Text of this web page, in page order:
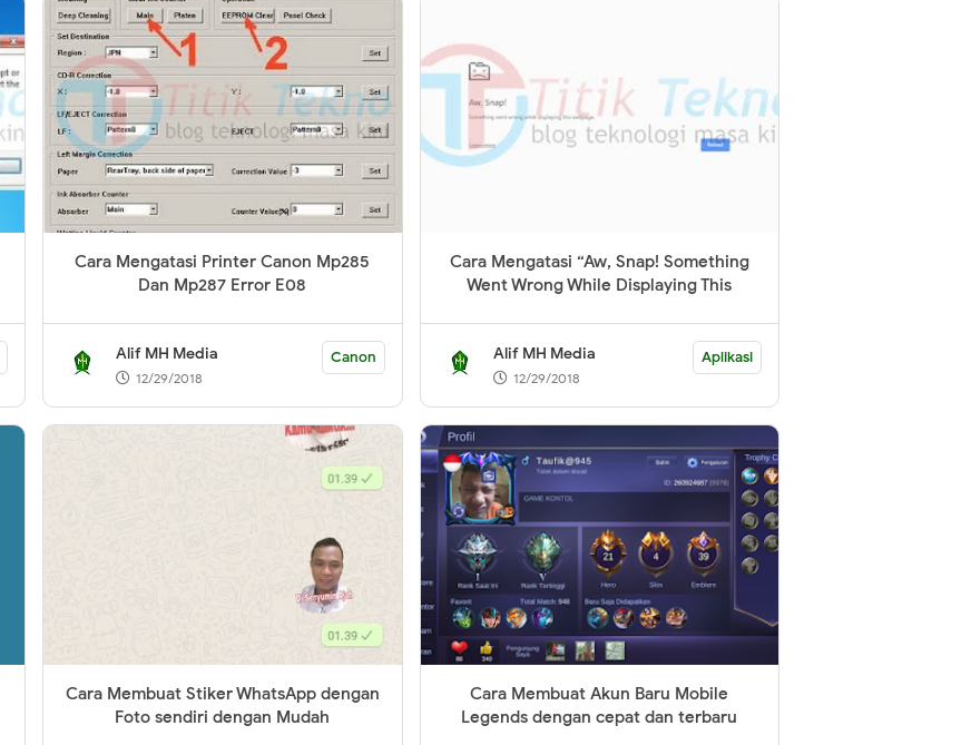
Cara Mengatasi Printer Canon Mp285
Dan Mp287 Error E08
Alif MH Media
12/29/2018
Canon
Cara Mengatasi “Aw, Snap! Something
Went Wrong While Displaying This
Alif MH Media
12/29/2018
Aplikasi
Cara Membuat Stiker WhatsApp dengan
Foto sendiri dengan Mudah
Cara Membuat Akun Baru Mobile
Legends dengan cepat dan terbaru